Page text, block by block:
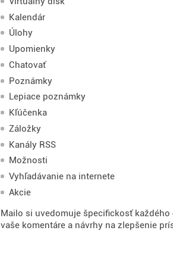
Kalendár
Úlohy
Upomienky
Chatovať
Poznámky
Lepiace poznámky
Kľúčenka
Záložky
Kanály RSS
Možnosti
Vyhľadávanie na internete
Akcie
Mailo si uvedomuje špecifickosť
vaše komentáre a návrhy na zlepšenie